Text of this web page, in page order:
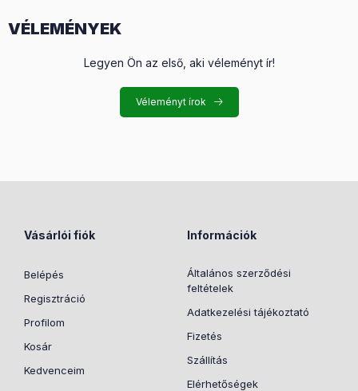
VÉLEMÉNYEK
Legyen Ön az első, aki véleményt ír!
Véleményt írok
Vásárlói fiók
Belépés
Regisztráció
Profilom
Kosár
Kedvenceim
Információk
Általános szerződési
feltételek
Adatkezelési tájékoztató
Fizetés
Szállítás
Elérhetőségek